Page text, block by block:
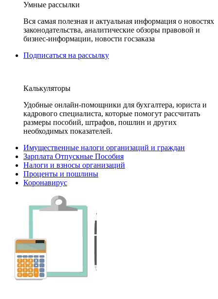
Умные рассылки
Вся самая полезная и актуальная информация о новостях
законодательства, аналитические обзоры правовой и
бизнес-информации, новости госзаказа
Подписаться на рассылку
Калькуляторы
Удобные онлайн-помощники для бухгалтера, юриста и
кадрового специалиста, которые помогут рассчитать
размеры пособий, штрафов, пошлин и других
необходимых показателей.
Имущественные налоги организаций и граждан
Зарплата Отпускные Пособия
Налоги и взносы организаций
Проценты и пошлины
Коронавирус